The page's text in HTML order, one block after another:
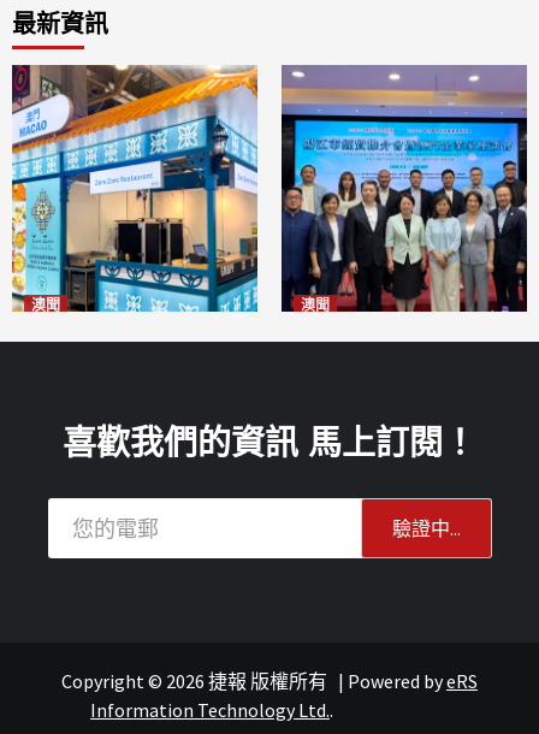
最新資訊
澳聞 澳聞
葡語國家經貿
喜歡我們的資訊 馬上訂閱！
Copyright © 2026 捷報 版權所有 | Powered byeRS
Information Technology Ltd..